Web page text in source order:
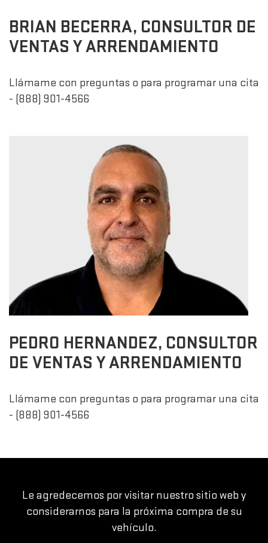
BRIAN BECERRA, CONSULTOR DE
VENTAS Y ARRENDAMIENTO
Llámame con preguntas o para programar una cita
- (888) 901-4566
PEDRO HERNANDEZ, CONSULTOR
DE VENTAS Y ARRENDAMIENTO
Llámame con preguntas o para programar una cita
- (888) 901-4566
Le agredecemos por visitar nuestro sitio web y
considerarnos para la próxima compra de su
vehículo.